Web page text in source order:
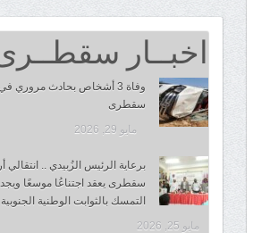
اخبــار
وفاة 3 أشخاص بحادث مروري في
سقطرى
مايو 29, 2026
برعاية الرئيس الزُبيدي .. انتقالي
سقطرى يعقد اجتناعُا موسعًا
التمسك بالثوابت الوطنية الجنوبية
مايو 25, 2026